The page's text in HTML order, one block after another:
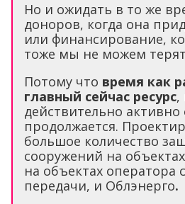
Но и ожидать в то же
доноров, когда она
или финансирование,
тоже мы не можем
Потому что время как
главный сейчас ресурс,
действительно активно
продолжается.
большое количество
сооружений на
на объектах оператора
передачи, и Облэнерго.